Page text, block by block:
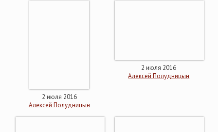
2 июля 2016
Алексей Полудницын
2 июля 2016
Алексей Полудницын